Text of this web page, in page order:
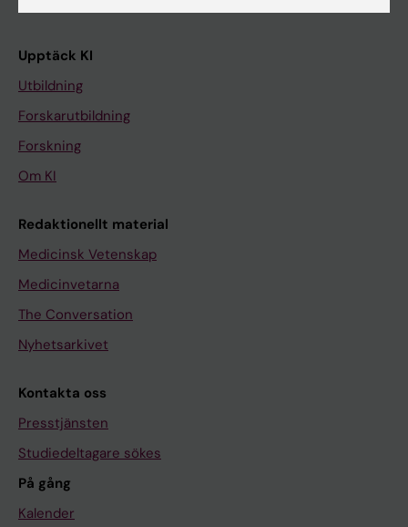
Upptäck KI
Utbildning
Forskarutbildning
Forskning
Om KI
Redaktionellt material
Medicinsk Vetenskap
Medicinvetarna
The Conversation
Nyhetsarkivet
Kontakta oss
Presstjänsten
Studiedeltagare sökes
På gång
Kalender